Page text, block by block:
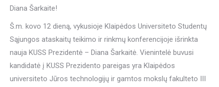
Diana Šarkaite!
Š.m. kovo 12 dieną, vykusioje Klaipėdos Universiteto Studentų
Sąjungos ataskaitų teikimo ir rinkmų konferencijoje išrinkta
nauja KUSS Prezidentė – Diana Šarkaitė. Vienintelė buvusi
kandidatė į KUSS Prezidento pareigas yra Klaipėdos
universiteto Jūros technologijų ir gamtos mokslų fakulteto III